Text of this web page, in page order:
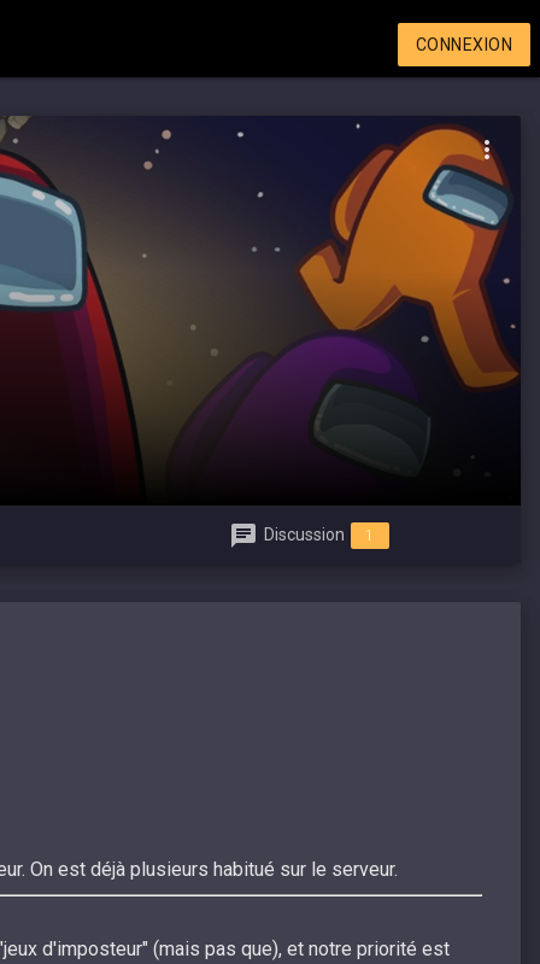
CONNEXION
Discussion 1
On est déjà plusieurs habitué sur le serveur.
d'imposteur" (mais pas que), et notre priorité est